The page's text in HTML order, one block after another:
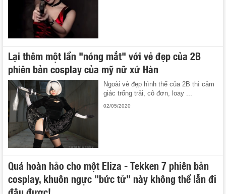
Lại thêm một lần "nóng mắt" với vẻ đẹp của 2B
phiên bản cosplay của mỹ nữ xứ Hàn
Ngoài vẻ đẹp hình thể của 2B thì cảm
giác trống trải, cô đơn, loay ...
02/05/2020
Quá hoàn hảo cho một Eliza - Tekken 7 phiên bản
cosplay, khuôn ngực "bức tử" này không thể lẫn đi